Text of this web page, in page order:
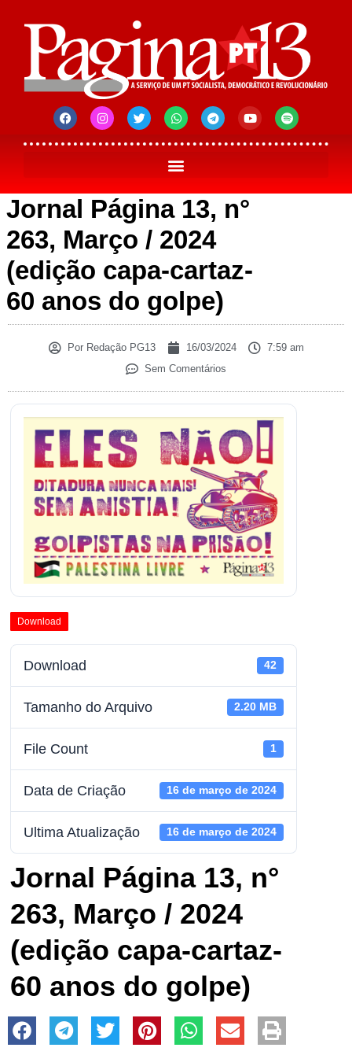
Jornal Página 13, n°
263, Março / 2024
(edição capa-cartaz-
60 anos do golpe)
PorRedação PG13 16/03/2024
7:59 am
Sem Comentários
Download
Download 42
Tamanho do Arquivo 2.20 MB
File Count 1
Data de Criação 16 de março de 2024
Ultima Atualização 16 de março de 2024
Jornal Página 13, n°
263, Março / 2024
(edição capa-cartaz-
60 anos do golpe)